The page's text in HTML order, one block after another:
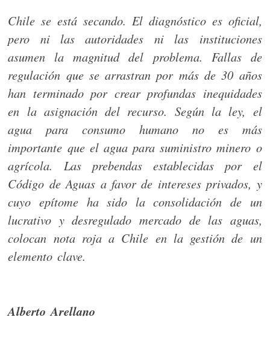
Chile se está secando. El diagnóstico es oficial,
pero ni las autoridades ni las instituciones
asumen la magnitud del problema. Fallas de
regulación que se arrastran por más de 30 años
han terminado por crear profundas inequidades
en la asignación del recurso. Según la ley, el
agua para consumo humano no es más
importante que el agua para suministro minero o
agrícola. Las prebendas establecidas por el
Código de Aguas a favor de intereses privados, y
cuyo epítome ha sido la consolidación de un
lucrativo y desregulado mercado de las aguas,
colocan nota roja a Chile en la gestión de un
elemento clave.
Alberto Arellano